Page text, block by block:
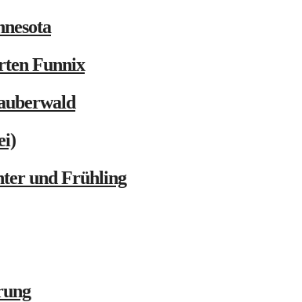
Funnix
und Frühling